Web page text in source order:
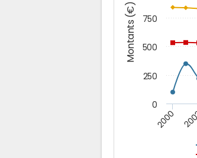
Montants (€)
2000
0
250
500
750